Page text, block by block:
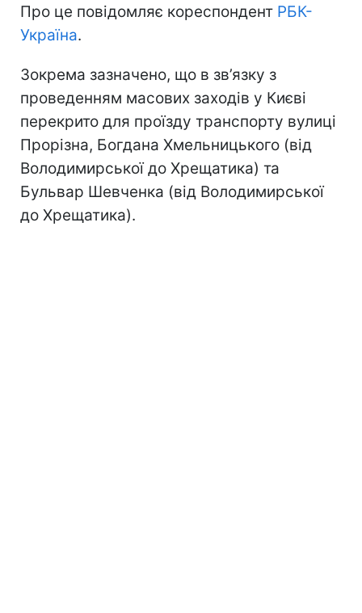
Про це повідомляє кореспондент РБК-
Україна.
Зокрема зазначено, що в зв’язку з
проведенням масових заходів у Києві
перекрито для проїзду транспорту вулиці
Прорізна, Богдана Хмельницького (від
Володимирської до Хрещатика) та
Бульвар Шевченка (від Володимирської
до Хрещатика).